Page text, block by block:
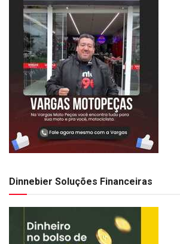
Dinnebier Soluções Financeiras